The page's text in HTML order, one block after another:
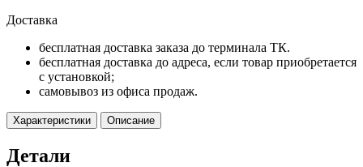
Доставка
бесплатная доставка заказа до терминала ТК.
бесплатная доставка до адреса, если товар приобретается
с установкой;
самовывоз из офиса продаж.
Характеристики Описание
Детали